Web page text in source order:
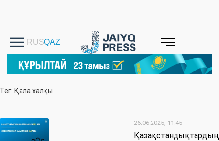
Тег: Қала халқы
26.06.2025, 11:45
Қазақстандықтардың